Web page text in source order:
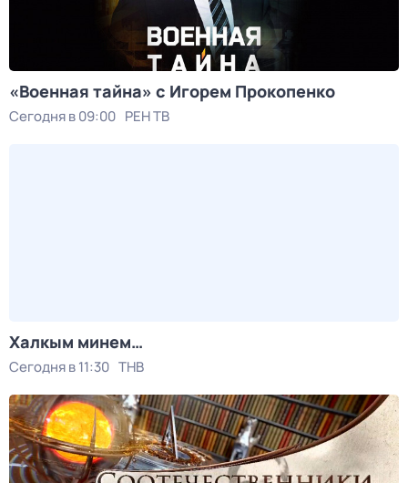
«Военная тайна» с Игорем Прокопенко
Сегодня в 09:00 РЕН ТВ
Халкым минем…
Сегодня в 11:30 ТНВ